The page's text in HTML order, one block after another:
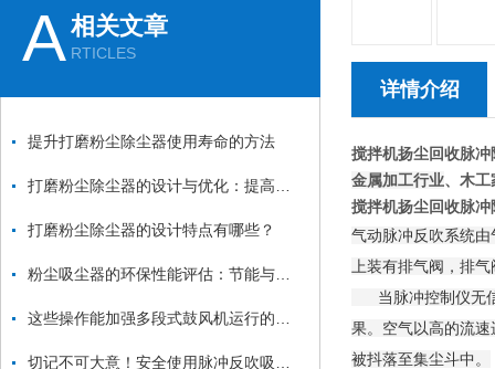
A相关文章
RTICLES
提升打磨粉尘除尘器使用寿命的方法
打磨粉尘除尘器的设计特点有哪些？
详情介绍
搅拌机扬尘回收脉冲
金属加工行业、木
搅拌机扬尘回收脉冲
气动脉冲反吹系统
上装有排气阀，排
当脉冲控制仪无信
果。空气以高的流
被抖落至集尘斗中。